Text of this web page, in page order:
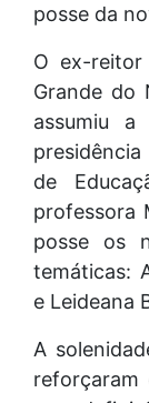
posse da
O ex-reitor
Grande do
assumiu
de
professora
posse os
temáticas:
e Leideana
A
reforçaram